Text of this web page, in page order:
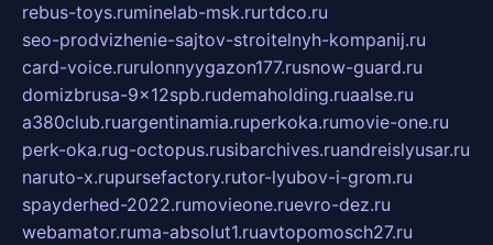
rebus-toys.ruminelab-msk.rurtdco.ru
seo-prodvizhenie-sajtov-stroitelnyh-kompanij.ru
card-voice.rurulonnyygazon177.rusnow-guard.ru
domizbrusa-9x12spb.rudemaholding.ruaalse.ru
a380club.ruargentinamia.ruperkoka.rumovie-one.ru
perk-oka.rug-octopus.rusibarchives.ruandreislyusar.ru
naruto-x.rupursefactory.rutor-lyubov-i-grom.ru
spayderhed-2022.rumovieone.ruevro-dez.ru
webamator.ruma-absolut1.ruavtopomosch27.ru